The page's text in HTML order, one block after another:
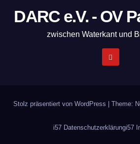
DARC e.V. - OV
zwischen Waterkant und
Stolz präsentiert von WordPress | Theme:
i57 Datenschutzerklärungi57